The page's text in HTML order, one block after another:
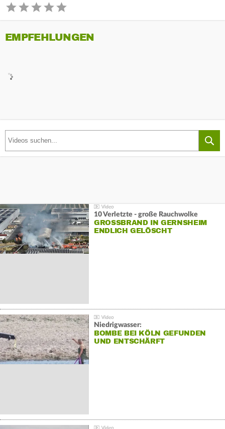
EMPFEHLUNGEN
10 Verletzte - große Rauchwolke
GROSSBRAND IN GERNSHEIM E
NDLICH GELÖSCHT
Niedrigwasser:
BOMBE BEI KÖLN GEFUNDEN
UND ENTSCHÄRFT